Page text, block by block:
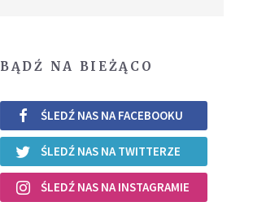
BĄDŹ NA BIEŻĄCO
ŚLEDŹ NAS NA FACEBOOKU
ŚLEDŹ NAS NA TWITTERZE
ŚLEDŹ NAS NA INSTAGRAMIE